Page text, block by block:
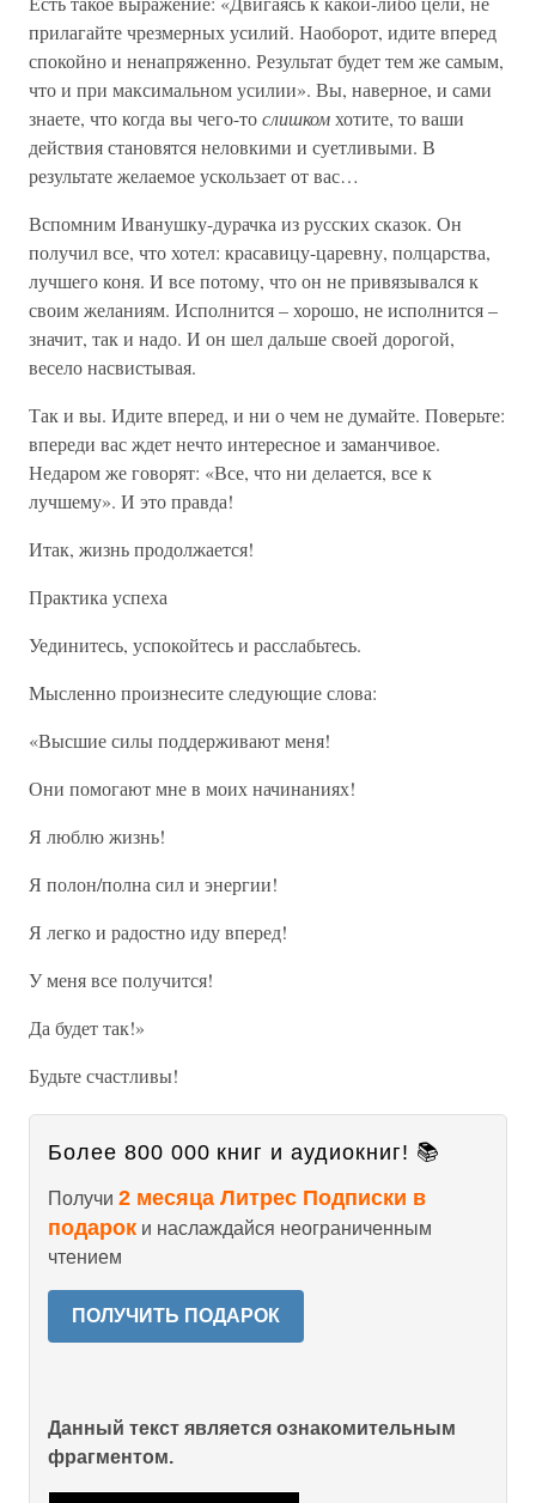
прилагайте чрезмерных усилий. Наоборот, идите вперед
спокойно и ненапряженно. Результат будет тем же самым,
что и при максимальном усилии». Вы, наверное, и сами
знаете, что когда вы чего-тослишкомхотите, то ваши
действия становятся неловкими и суетливыми. В
результате желаемое ускользает от вас…
Вспомним Иванушку-дурачка из русских сказок. Он
получил все, что хотел: красавицу-царевну, полцарства,
лучшего коня. И все потому, что он не привязывался к
своим желаниям. Исполнится – хорошо, не исполнится –
значит, так и надо. И он шел дальше своей дорогой,
весело насвистывая.
Так и вы. Идите вперед, и ни о чем не думайте. Поверьте:
впереди вас ждет нечто интересное и заманчивое.
Недаром же говорят: «Все, что ни делается, все к
лучшему». И это правда!
Итак, жизнь продолжается!
Практика успеха
Уединитесь, успокойтесь и расслабьтесь.
Мысленно произнесите следующие слова:
«Высшие силы поддерживают меня!
Они помогают мне в моих начинаниях!
Я люблю жизнь!
Я полон/полна сил и энергии!
Я легко и радостно иду вперед!
У меня все получится!
Да будет так!»
Будьте счастливы!
Более 800 000 книг и аудиокниг! 📚
Получи 2 месяца Литрес Подписки в
подарок и наслаждайся неограниченным
чтением
ПОЛУЧИТЬ ПОДАРОК
Данный текст является ознакомительным
фрагментом.